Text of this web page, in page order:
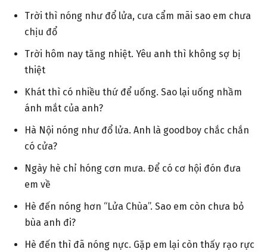
Trời thì nóng như đổ lửa, cưa cẩm mãi sao em chưa
chịu đổ
Trời hôm nay tăng nhiệt. Yêu anh thì không sợ bị
thiệt
Khát thì có nhiều thứ để uống. Sao lại uống nhầm
ánh mắt của anh?
Hà Nội nóng như đổ lửa. Anh là goodboy chắc chắn
có cửa?
Ngày hè chỉ hóng cơn mưa. Để có cơ hội đón đưa
em về
Hè đến nóng hơn “Lửa Chùa”. Sao em còn chưa bỏ
bùa anh đi?
Hè đến thì đã nóng nực. Gặp em lại còn thấy rạo rực